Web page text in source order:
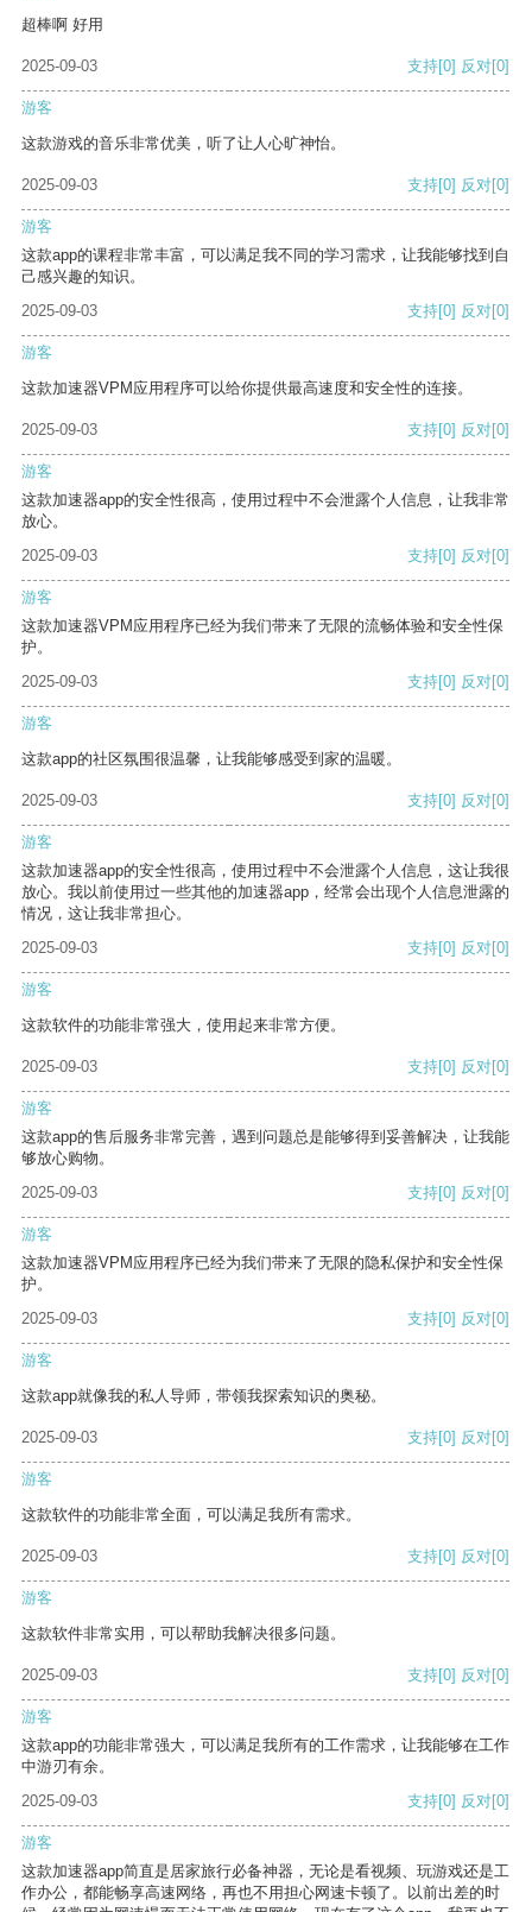
超棒啊 好用
2025-09-03 支持[0] 反对[0]
游客
这款游戏的音乐非常优美，听了让人心旷神怡。
2025-09-03 支持[0] 反对[0]
游客
这款app的课程非常丰富，可以满足我不同的学习需求，让我能够找到自
己感兴趣的知识。
2025-09-03
支持[0] 反对[0]
游客
这款加速器VPM应用程序可以给你提供最高速度和安全性的连接。
2025-09-03 支持[0] 反对[0]
游客
这款加速器app的安全性很高，使用过程中不会泄露个人信息，让我非常
放心。
2025-09-03
支持[0] 反对[0]
游客
这款加速器VPM应用程序已经为我们带来了无限的流畅体验和安全性保
护。
2025-09-03
支持[0] 反对[0]
游客
这款app的社区氛围很温馨，让我能够感受到家的温暖。
2025-09-03 支持[0] 反对[0]
游客
这款加速器app的安全性很高，使用过程中不会泄露个人信息，这让我很
放心。我以前使用过一些其他的加速器app，经常会出现个人信息泄露的
情况，这让我非常担心。
2025-09-03
支持[0] 反对[0]
游客
这款软件的功能非常强大，使用起来非常方便。
2025-09-03 支持[0] 反对[0]
游客
这款app的售后服务非常完善，遇到问题总是能够得到妥善解决，让我能
够放心购物。
2025-09-03
支持[0] 反对[0]
游客
这款加速器VPM应用程序已经为我们带来了无限的隐私保护和安全性保
护。
2025-09-03
支持[0] 反对[0]
游客
这款app就像我的私人导师，带领我探索知识的奥秘。
2025-09-03 支持[0] 反对[0]
游客
这款软件的功能非常全面，可以满足我所有需求。
2025-09-03 支持[0] 反对[0]
游客
这款软件非常实用，可以帮助我解决很多问题。
2025-09-03 支持[0] 反对[0]
游客
这款app的功能非常强大，可以满足我所有的工作需求，让我能够在工作
中游刃有余。
2025-09-03
支持[0] 反对[0]
游客
这款加速器app简直是居家旅行必备神器，无论是看视频、玩游戏还是工
作办公，都能畅享高速网络，再也不用担心网速卡顿了。以前出差的时